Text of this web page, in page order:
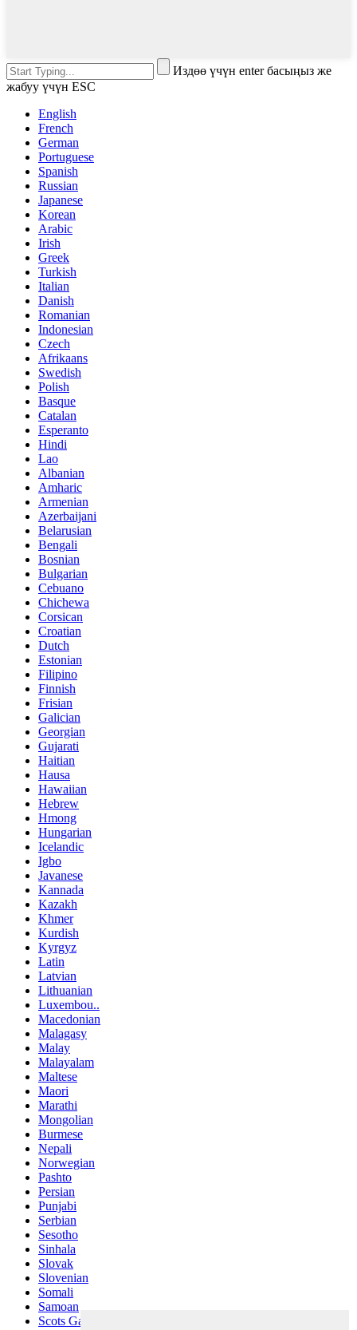
Издөө үчүн enter басыңыз же
жабуу үчүн ESC
English
French
German
Portuguese
Spanish
Russian
Japanese
Korean
Arabic
Irish
Greek
Turkish
Italian
Danish
Romanian
Indonesian
Czech
Afrikaans
Swedish
Polish
Basque
Catalan
Esperanto
Hindi
Lao
Albanian
Amharic
Armenian
Azerbaijani
Belarusian
Bengali
Bosnian
Bulgarian
Cebuano
Chichewa
Corsican
Croatian
Dutch
Estonian
Filipino
Finnish
Frisian
Galician
Georgian
Gujarati
Haitian
Hausa
Hawaiian
Hebrew
Hmong
Hungarian
Icelandic
Igbo
Javanese
Kannada
Kazakh
Khmer
Kurdish
Kyrgyz
Latin
Latvian
Lithuanian
Luxembou..
Macedonian
Malagasy
Malay
Malayalam
Maltese
Maori
Marathi
Mongolian
Burmese
Nepali
Norwegian
Pashto
Persian
Punjabi
Serbian
Sesotho
Sinhala
Slovak
Slovenian
Somali
Samoan
Scots Gaelic